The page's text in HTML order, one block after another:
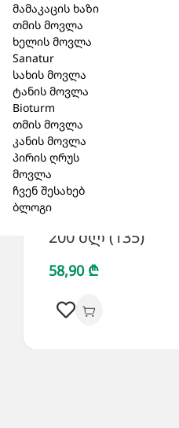
მამაკაცის ხაზი
თმის მოვლა
ხელის მოვლა
Sanatur
სახის მოვლა
ტანის მოვლა
Bioturm
თმის მოვლა
კანის მოვლა
პირის ღრუს
მოვლა
ჩვენ შესახებ
ბლოგი
Bioturm – შამპუნი
ქერტლის
საწინააღმდეგო
200 მლ (135)
58,90 ₾